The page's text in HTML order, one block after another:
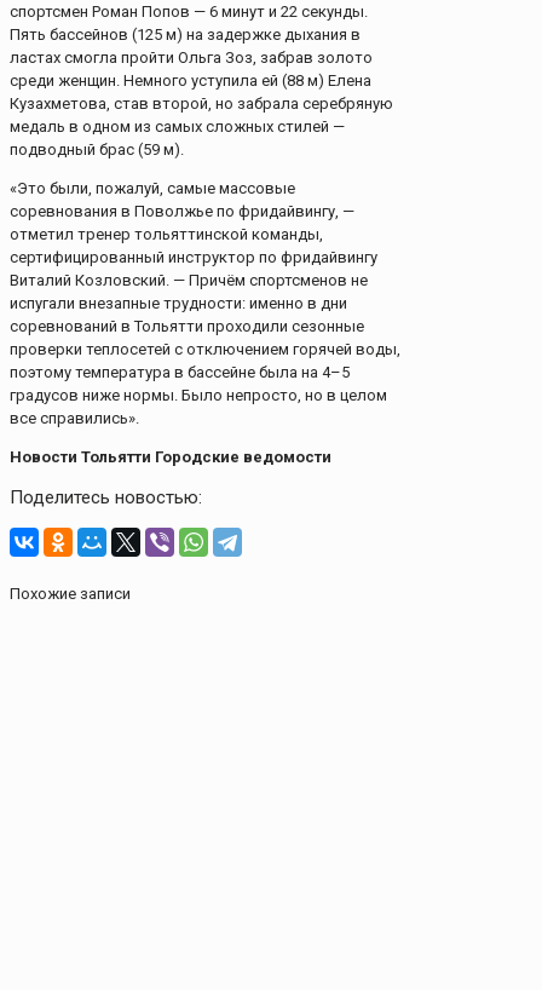
спортсмен Роман Попов — 6 минут и 22 секунды.
Пять бассейнов (125 м) на задержке дыхания в
ластах смогла пройти Ольга Зоз, забрав золото
среди женщин. Немного уступила ей (88 м) Елена
Кузахметова, став второй, но забрала серебряную
медаль в одном из самых сложных стилей —
подводный брас (59 м).
«Это были, пожалуй, самые массовые
соревнования в Поволжье по фридайвингу, —
отметил тренер тольяттинской команды,
сертифицированный инструктор по фридайвингу
Виталий Козловский. — Причём спортсменов не
испугали внезапные трудности: именно в дни
соревнований в Тольятти проходили сезонные
проверки теплосетей с отключением горячей воды,
поэтому температура в бассейне была на 4–5
градусов ниже нормы. Было непросто, но в целом
все справились».
Новости Тольятти Городские ведомости
Поделитесь новостью:
Похожие записи